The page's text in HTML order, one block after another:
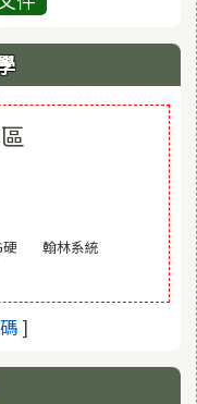
開視窗)
翰林系統(另開視窗)
(另開視窗)
]